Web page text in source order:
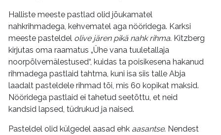
Halliste meeste pastlad olid jõukamatel
nahkrihmadega, kehvematel aga nööridega. Karksi
meeste pasteldel olive jären pikä nahk rihma. Kitzberg
kirjutas oma raamatus „Ühe vana tuuletallaja
noorpõlvemälestused“, kuidas ta poisikesena hakanud
rihmadega pastlaid tahtma, kuni isa siis talle Abja
laadalt pasteldele rihmad tõi, mis 60 kopikat maksid.
Nööridega pastlaid ei tahetud seetõttu, et neid
kandsid lapsed, tüdrukud ja naised.
Pasteldel olid külgedel aasad ehk aasantse. Nendest